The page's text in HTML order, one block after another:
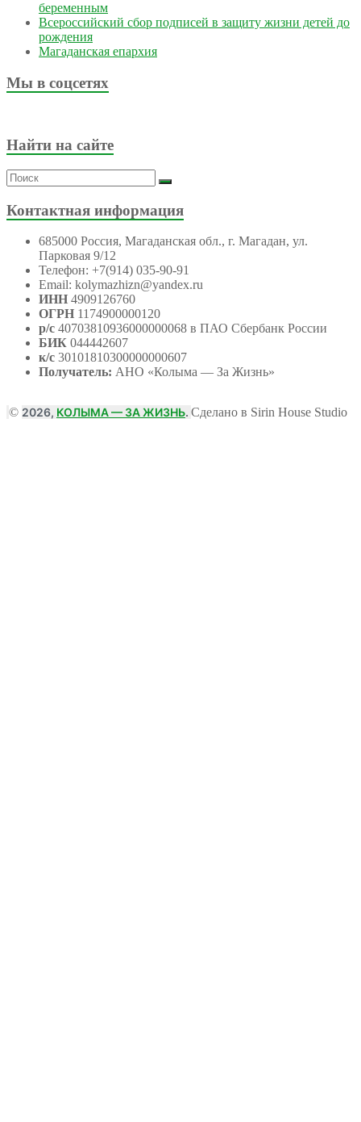
беременным
Всероссийский сбор подписей в защиту жизни детей до
рождения
Магаданская епархия
Мы в соцсетях
Найти на сайте
Контактная информация
685000 Россия, Магаданская обл., г. Магадан, ул.
Парковая 9/12
Телефон: +7(914) 035-90-91
Email: kolymazhizn@yandex.ru
ИНН 4909126760
ОГРН 1174900000120
р/с 40703810936000000068 в ПАО Сбербанк России
БИК 044442607
к/с 30101810300000000607
Получатель: АНО «Колыма — За Жизнь»
© 2026, КОЛЫМА — ЗА ЖИЗНЬ. Сделано в Sirin House Studio